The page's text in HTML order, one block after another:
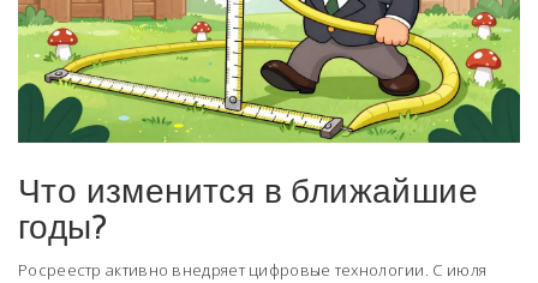
Что изменится в ближайшие
годы?
Росреестр активно внедряет цифровые технологии. С июля